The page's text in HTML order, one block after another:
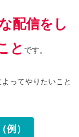
配信をし
と です。
ってやりたいこと
例）